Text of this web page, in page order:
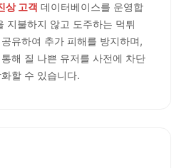
상 고객 데이터베이스를 운영합
지불하지 않고 도주하는 먹튀
유하여 추가 피해를 방지하며,
해 질 나쁜 유저를 사전에 차단
할 수 있습니다.